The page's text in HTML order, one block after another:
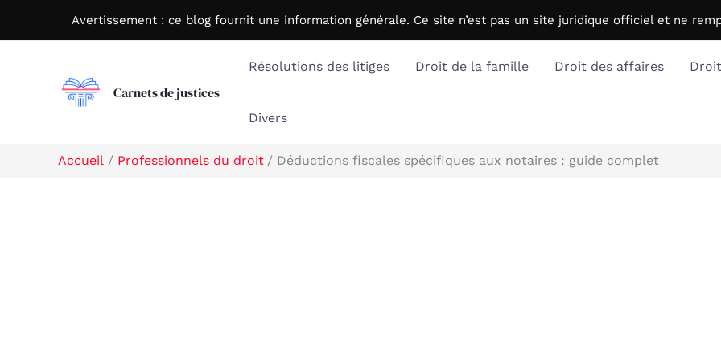
Avertissement : ce blog fournit une information générale. Ce site n’est pas un site juridique officiel et ne
Carnets de justices
Résolutions des litiges Droit de la famille Droit des affaires
Divers
Accueil Professionnels du droit Déductions fiscales spécifiques aux notaires : guide complet